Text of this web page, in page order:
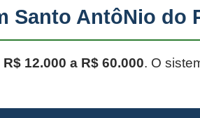
Santo AntôNio do
R$ 12.000 a R$ 60.000. O